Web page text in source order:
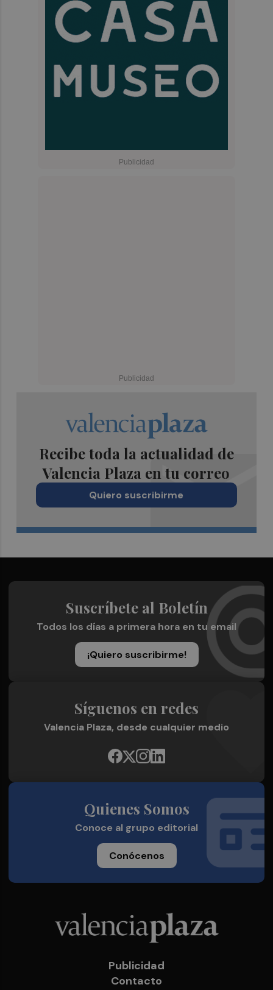
Recibe toda la actualidad de
Valencia Plaza en tu correo
Quiero suscribirme
Suscríbete al Boletín
Todos los días a primera hora en tu email
¡Quiero suscribirme!
Síguenos en redes
Valencia Plaza, desde cualquier medio
Quienes Somos
Conoce al grupo editorial
Conócenos
Publicidad
Contacto